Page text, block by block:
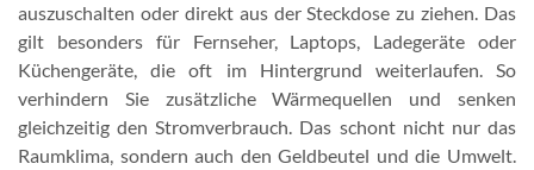
auszuschalten oder direkt aus der Steckdose zu ziehen. Das
gilt besonders für Fernseher, Laptops, Ladegeräte oder
Küchengeräte, die oft im Hintergrund weiterlaufen. So
verhindern Sie zusätzliche Wärmequellen und senken
gleichzeitig den Stromverbrauch. Das schont nicht nur das
Raumklima, sondern auch den Geldbeutel und die Umwelt.